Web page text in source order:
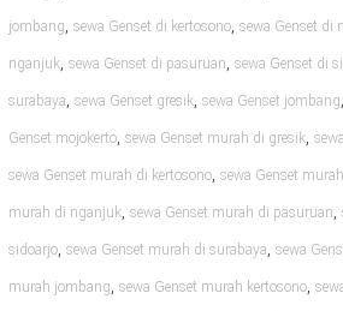
jombang, sewa Genset di kertosono, sewa Genset di
nganjuk, sewa Genset di pasuruan, sewa Genset di
surabaya, sewa Genset gresik, sewa Genset jombang,
Genset mojokerto, sewa Genset murah di gresik,
sewa Genset murah di kertosono, sewa Genset
murah di nganjuk, sewa Genset murah di pasuruan,
sidoarjo, sewa Genset murah di surabaya, sewa
murah jombang, sewa Genset murah kertosono,